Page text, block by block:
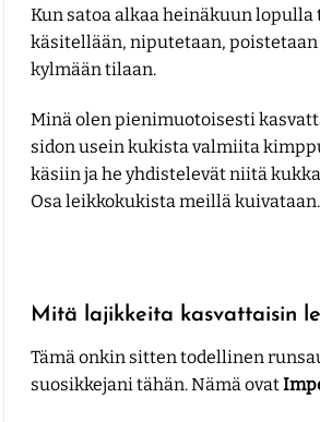
Kun satoa alkaa heinäkuun
käsitellään, niputetaan,
kylmään tilaan.
Minä olen pienimuotoisesti
sidon usein kukista valmiita
käsiin ja he yhdistelevät niitä
Osa leikkokukista meillä kuivataan.
Mitä lajikkeita kasvattaisin
Tämä onkin sitten todellinen
suosikkejani tähän. Nämä ovat